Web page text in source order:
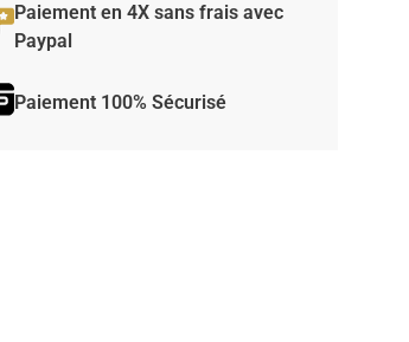
Paiement en 4X sans frais avec
Paypal
Paiement 100% Sécurisé